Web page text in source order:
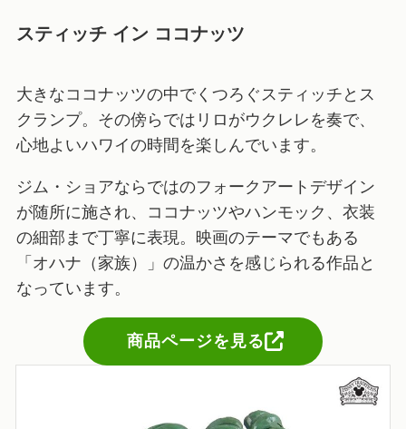
スティッチ イン ココナッツ
大きなココナッツの中でくつろぐスティッチとス
クランプ。その傍らではリロがウクレレを奏で、
心地よいハワイの時間を楽しんでいます。
ジム・ショアならではのフォークアートデザイン
が随所に施され、ココナッツやハンモック、衣装
の細部まで丁寧に表現。映画のテーマでもある
「オハナ（家族）」の温かさを感じられる作品と
なっています。
商品ページを見る